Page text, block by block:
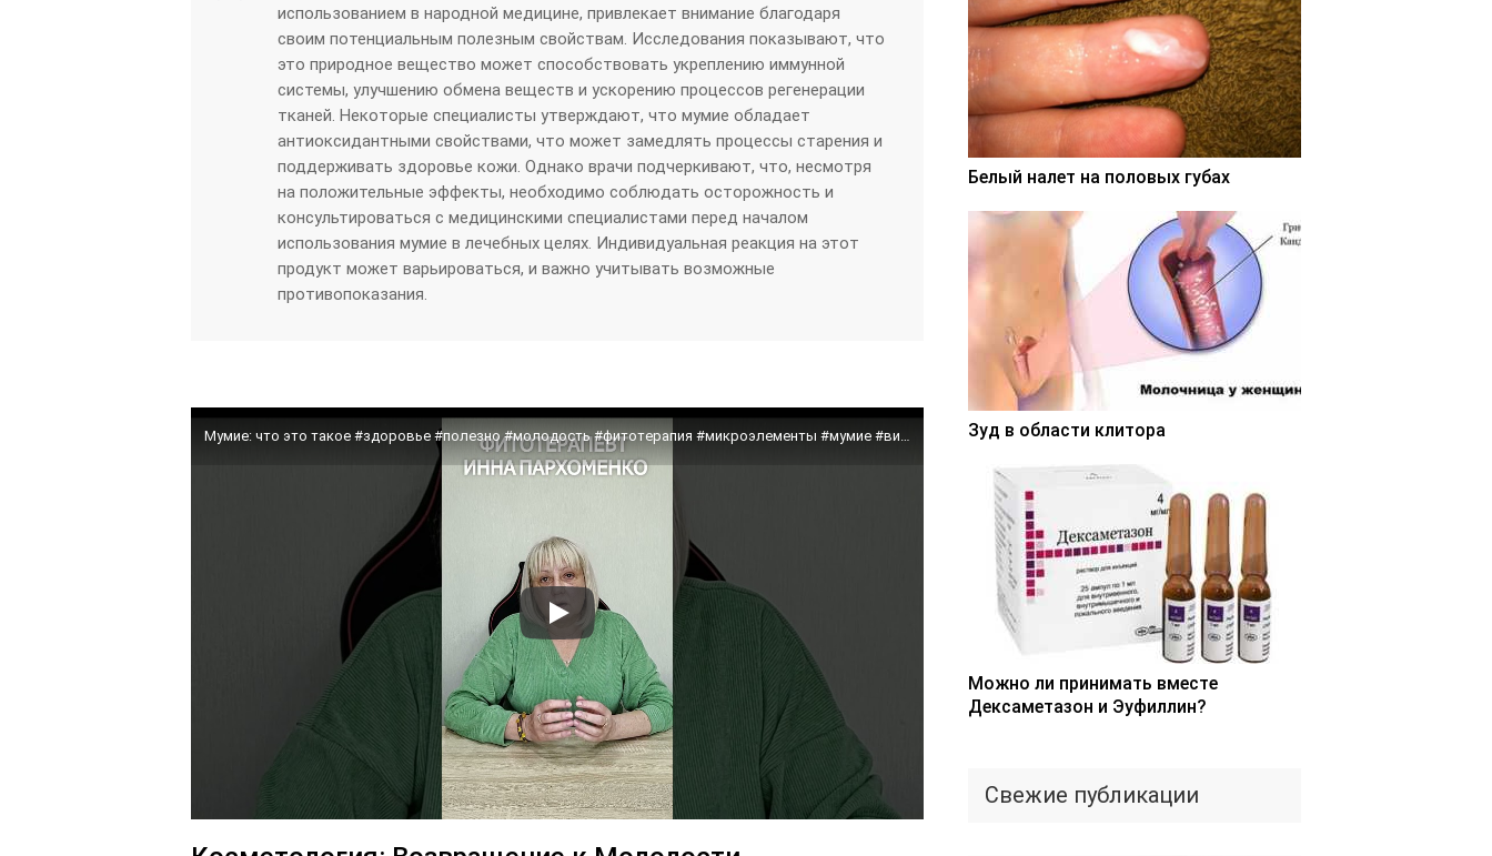
использованием в народной медицине, привлекает внимание благодаря
своим потенциальным полезным свойствам. Исследования показывают, что
это природное вещество может способствовать укреплению иммунной
системы, улучшению обмена веществ и ускорению процессов регенерации
тканей. Некоторые специалисты утверждают, что мумие обладает
антиоксидантными свойствами, что может замедлять процессы старения и
поддерживать здоровье кожи. Однако врачи подчеркивают, что, несмотря
на положительные эффекты, необходимо соблюдать осторожность и
консультироваться с медицинскими специалистами перед началом
использования мумие в лечебных целях. Индивидуальная реакция на этот
продукт может варьироваться, и важно учитывать возможные
противопоказания.
Белый налет на половых губах
Зуд в области клитора
Можно ли принимать вместе
Дексаметазон и Эуфиллин?
Свежие публикации